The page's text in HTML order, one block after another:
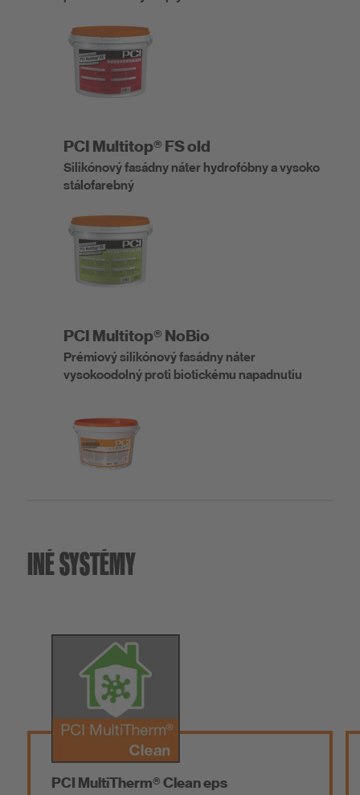
PCI Multitop® FS old
Silikónový fasádny náter hydrofóbny a vysoko
stálofarebný
PCI Multitop® NoBio
Prémiový silikónový fasádny náter
vysokoodolný proti biotickému napadnutiu
INÉ SYSTÉMY
MultiTherm® Clean eps